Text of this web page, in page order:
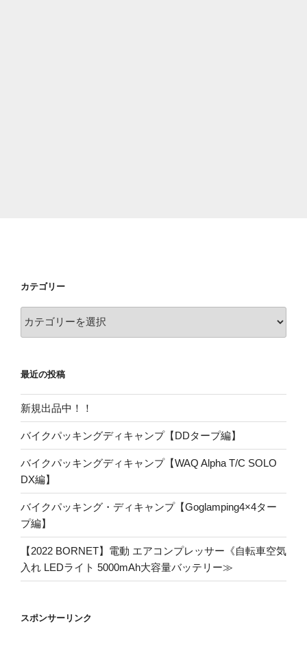
カテゴリー
ー
最近の投稿
新規出品中！！
バイクパッキングディキャンプ【DDタープ編】
バイクパッキングディキャンプ【WAQ Alpha T/C SOLO
DX編】
バイクパッキング・ディキャンプ【Goglamping4×4ター
プ編】
【2022 BORNET】電動 エアコンプレッサー《自転車空気
入れ LEDライト 5000mAh大容量バッテリー≫
スポンサーリンク